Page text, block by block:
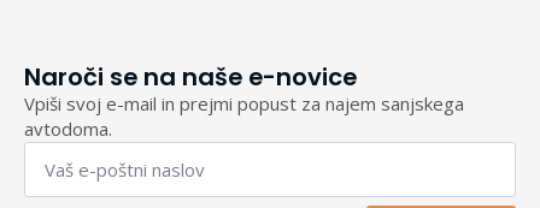
Naroči se na naše e-novice
Vpiši svoj e-mail in prejmi popust za najem sanjskega
avtodoma.
Email